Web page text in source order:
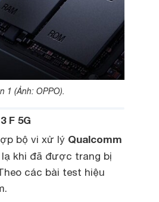
1 (Ảnh: OPPO).
F 5G
bộ vi xử lý Qualcomm
khi đã được trang bị
các bài test hiệu